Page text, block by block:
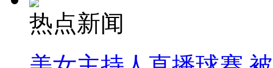
热点新闻